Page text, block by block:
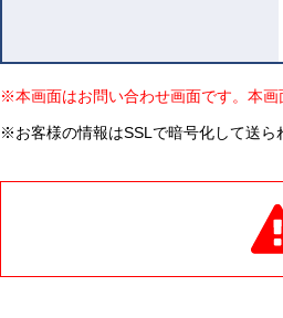
※本画面はお問い合わせ画面です。本
※お客様の情報はSSLで暗号化して送ら